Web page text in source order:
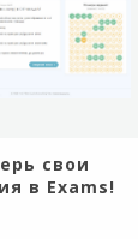
свои
в Exams!